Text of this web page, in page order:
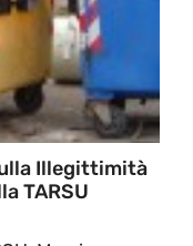
Illegittimità
TARSU